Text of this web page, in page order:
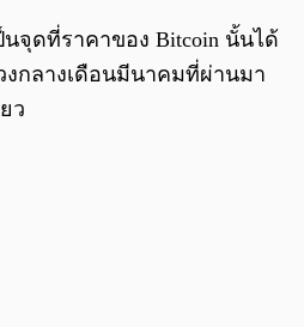
จุดที่ราคาของ Bitcoin นั้นได้
งกลางเดือนมีนาคมที่ผ่านมา
ว